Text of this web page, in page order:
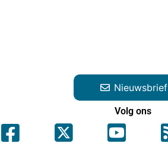
Nieuwsbrief
Volg ons